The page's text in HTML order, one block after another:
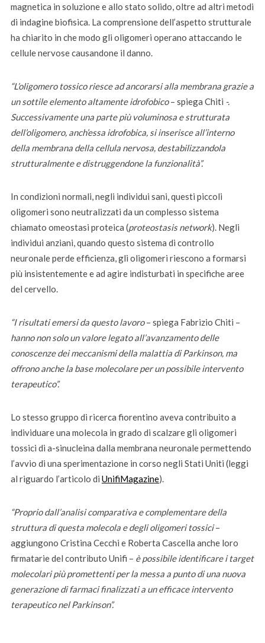
magnetica in soluzione e allo stato solido, oltre ad altri metodi
di indagine biofisica. La comprensione dell’aspetto strutturale
ha chiarito in che modo gli oligomeri operano attaccando le
cellule nervose causandone il danno.
“L’oligomero tossico riesce ad ancorarsi alla membrana grazie a
un sottile elemento altamente idrofobico– spiega Chiti -.
Successivamente una parte più voluminosa e strutturata
dell’oligomero, anch’essa idrofobica,si inserisce all’interno
della membrana della cellula nervosa, destabilizzandola
strutturalmente e distruggendone la funzionalità”.
In condizioni normali, negli individui sani, questi piccoli
oligomeri sono neutralizzati da un complesso sistema
chiamato omeostasi proteica (proteostasis network). Negli
individui anziani, quando questo sistema di controllo
neuronale perde efficienza, gli oligomeri riescono a formarsi
più insistentemente e ad agire indisturbati in specifiche aree
del cervello.
“I risultati emersi da questo lavoro– spiega Fabrizio Chiti –
hanno non solo un valore legato all’avanzamento delle
conoscenze dei meccanismi della malattia di Parkinson, ma
offrono anche la base molecolare per un possibile intervento
terapeutico”.
Lo stesso gruppo di ricerca fiorentino aveva contribuito a
individuare una molecola in grado di scalzare gli oligomeri
tossici di a-sinucleina dalla membrana neuronale permettendo
l’avvio di una sperimentazione in corso negli Stati Uniti (leggi
al riguardo l’articolo di UnifiMagazine).
“Proprio dall’analisi comparativa e complementare della
struttura di questa molecola e degli oligomeri tossici–
aggiungono Cristina Cecchi e Roberta Cascella anche loro
firmatarie del contributo Unifi – è possibile identificare i target
molecolari più promettenti per la messa a punto di una nuova
generazione di farmaci finalizzati a un efficace intervento
terapeutico nel Parkinson”.